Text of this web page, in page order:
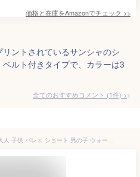
価格と在庫をAmazonでチェック >>
ントされているサンシャのシ
ルト付きタイプで、カラーは3
全てのおすすめコメント (1件) >
シューズ バレエ バレエブーツ 大人 子供 バレエ ショート 男の子 ウォームアップシューズ あったか キッズ シューズカバー バレエシュー